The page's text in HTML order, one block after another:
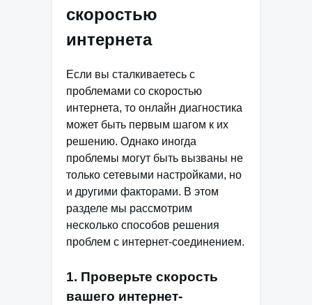
скоростью
интернета
Если вы сталкиваетесь с
проблемами со скоростью
интернета, то онлайн диагностика
может быть первым шагом к их
решению. Однако иногда
проблемы могут быть вызваны не
только сетевыми настройками, но
и другими факторами. В этом
разделе мы рассмотрим
несколько способов решения
проблем с интернет-соединением.
1. Проверьте скорость
вашего интернет-